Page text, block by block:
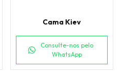
Cama Kiev
Consulte-nos pelo
WhatsApp